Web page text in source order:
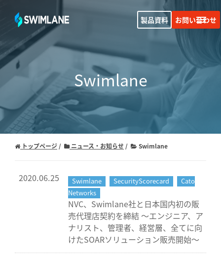
製品資料 お問い合わせ
Swimlane
トップページ ニュース・お知らせ Swimlane
2020.06.25 Swimlane SecurityScorecard
Cato
Networks
NVC、Swimlane社と日本国内初の販
売代理店契約を締結 ～エンジニア、ア
ナリスト、管理者、経営層、全てに向
けたSOARソリューション販売開始～